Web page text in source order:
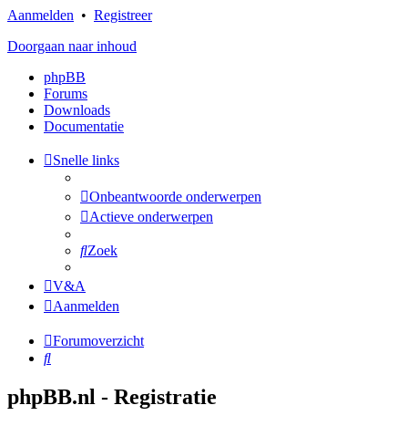
Aanmelden • Registreer
Doorgaan naar inhoud
phpBB
Forums
Downloads
Documentatie
Snelle links
Onbeantwoorde onderwerpen
Actieve onderwerpen
Zoek
V&A
Aanmelden
Forumoverzicht
Zoek
phpBB.nl - Registratie